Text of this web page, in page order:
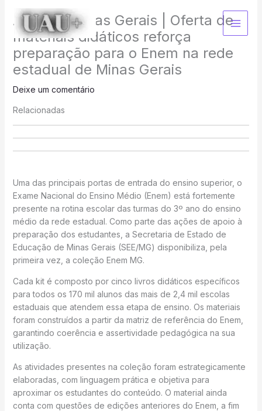
conteúdo
Agência Minas Gerais | Oferta de
materiais didáticos reforça
preparação para o Enem na rede
estadual de Minas Gerais
Deixe um comentário
Relacionadas
Uma das principais portas de entrada do ensino superior, o
Exame Nacional do Ensino Médio (Enem) está fortemente
presente na rotina escolar das turmas do 3º ano do ensino
médio da rede estadual. Como parte das ações de apoio à
preparação dos estudantes, a Secretaria de Estado de
Educação de Minas Gerais (SEE/MG) disponibiliza, pela
primeira vez, a coleção Enem MG.
Cada kit é composto por cinco livros didáticos específicos
para todos os 170 mil alunos das mais de 2,4 mil escolas
estaduais que atendem essa etapa de ensino. Os materiais
foram construídos a partir da matriz de referência do Enem,
garantindo coerência e assertividade pedagógica na sua
utilização.
As atividades presentes na coleção foram estrategicamente
elaboradas, com linguagem prática e objetiva para
aproximar os estudantes do conteúdo. O material ainda
conta com questões de edições anteriores do Enem, a fim